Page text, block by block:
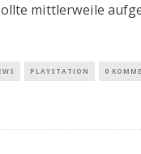
mittlerweile
PLAYSTATION 0